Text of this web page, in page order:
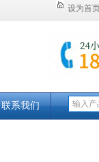
设为首
联系我们